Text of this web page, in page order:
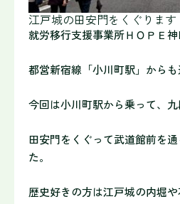
江戸城の田安門をくぐります
就労移行支援事業所ＨＯＰＥ神
都営新宿線「小川町駅」からも
今回は小川町駅から乗って、九
田安門をくぐって武道館前を
た。
歴史好きの方は江戸城の内堀や